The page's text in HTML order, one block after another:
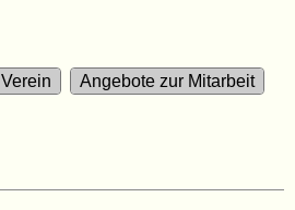
Verein Angebote zur Mitarbeit